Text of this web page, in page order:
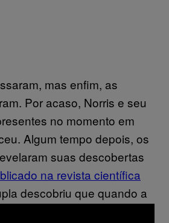
mas enfim, as
Por acaso, Norris e seu
no momento em
Algum tempo depois, os
suas descobertas
na revista científica
descobriu que quando a
uma tempestade, a